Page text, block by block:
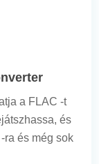
a FLAC -t
és
ra és még sok